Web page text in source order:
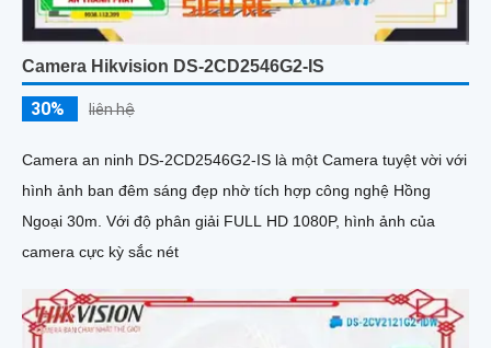
Camera Hikvision DS-2CD2546G2-IS
30% liên hệ
Camera an ninh DS-2CD2546G2-IS là một Camera tuyệt vời với
hình ảnh ban đêm sáng đẹp nhờ tích hợp công nghệ Hồng
Ngoại 30m. Với độ phân giải FULL HD 1080P, hình ảnh của
camera cực kỳ sắc nét